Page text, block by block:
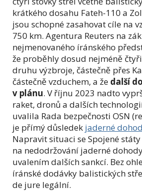
krátkého dosahu Fateh-110 a
jsou schopné zasahovat cíle na
750 km. Agentura Reuters na
nejmenovaného íránského
že proběhly dosud nejméně
druhu výzbroje, částečně přes
částečně vzduchem, a že další
v plánu. V říjnu 2023 nadto
raket, dronů a dalších
uvalila Rada bezpečnosti OSN
je přímý důsledek jaderné
Napravit situaci se Spojené
na nedodržování jaderné
uvalením dalších sankcí. Bez
íránské dodávky balistických
de jure legální.